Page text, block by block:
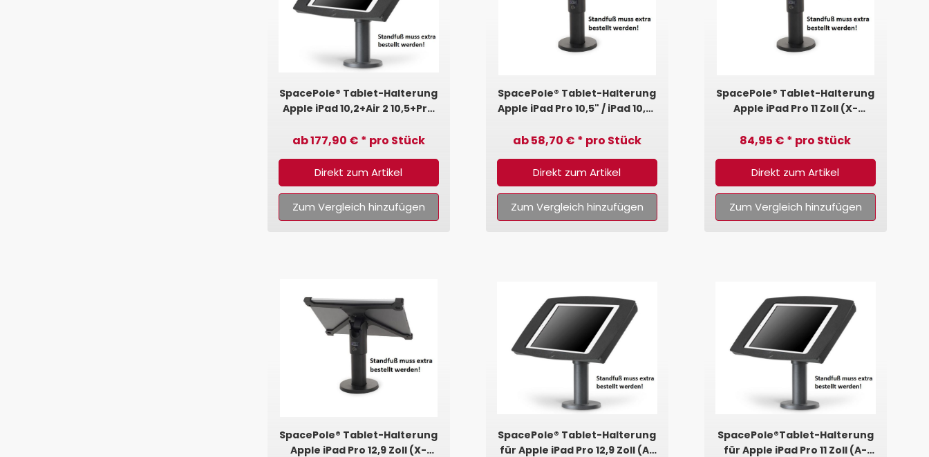
SpacePole® Tablet-Halterung
Apple iPad 10,2+Air 2 10,5+Pro
ab 177,90 € * pro Stück
Direkt zum Artikel
Zum Vergleich hinzufügen
SpacePole® Tablet-Halterung
Apple iPad Pro 10,5" / iPad 10,5"
ab 58,70 € * pro Stück
Direkt zum Artikel
Zum Vergleich hinzufügen
SpacePole® Tablet-Halterung
Apple iPad Pro 11 Zoll (X-
84,95 € * pro Stück
Direkt zum Artikel
Zum Vergleich hinzufügen
SpacePole® Tablet-Halterung
Apple iPad Pro 12,9 Zoll (X-
SpacePole® Tablet-Halterung
für Apple iPad Pro 12,9 Zoll (A-
SpacePole®Tablet-Halterung
für Apple iPad Pro 11 Zoll (A-